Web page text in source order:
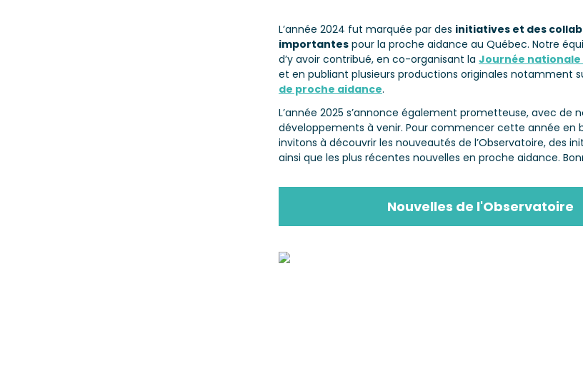
L’année 2024 fut marquée par des initiatives et des
importantes pour la proche aidance au Québec. Notre
d’y avoir contribué, en co-organisant la Journée
et en publiant plusieurs productions originales notamment
de proche aidance.
L’année 2025 s’annonce également prometteuse, avec de
développements à venir. Pour commencer cette année en
invitons à découvrir les nouveautés de l’Observatoire, des
ainsi que les plus récentes nouvelles en proche aidance.
Nouvelles de l'Observatoire